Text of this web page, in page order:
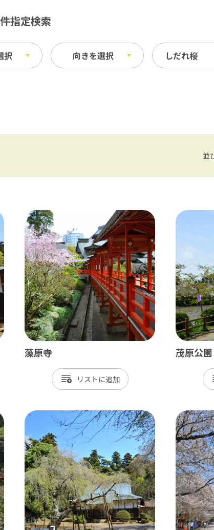
指定検索
択 向きを選択
戸佐原 / 佐倉ふるさと広場 / 成田山新勝寺 / 銚子（犬吠
九里
九里浜 / 釣ヶ崎海岸（サーフィン） / 白子温泉 / 茂原 /
総
大山千枚田 / 鴨川シーワールド / 勝浦 / 岡本桟橋 / 館山 / い
津 / 海ほたるPA / 東京ドイツ村 / 富津 / 鋸山 / マザー牧
北総
銚子市
成田市
佐倉市
九十九里
茂原市
東金市
旭市
並
藻原寺
リスト
茂原公園